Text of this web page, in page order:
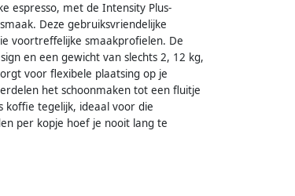
espresso, met de Intensity Plus-
Deze gebruiksvriendelijke
voortreffelijke smaakprofielen. De
en een gewicht van slechts 2, 12 kg,
voor flexibele plaatsing op je
het schoonmaken tot een fluitje
koffie tegelijk, ideaal voor die
per kopje hoef je nooit lang te